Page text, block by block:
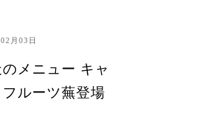
月03日
メニュー キャ
ルーツ蕪登場